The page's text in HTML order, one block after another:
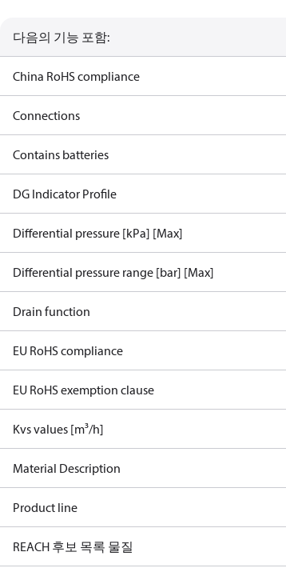
다음의 기능 포함:
China RoHS compliance
Connections
Contains batteries
DG Indicator Profile
Differential pressure [kPa] [Max]
Differential pressure range [bar] [Max]
Drain function
EU RoHS compliance
EU RoHS exemption clause
Kvs values [m³/h]
Material Description
Product line
REACH 후보 목록 물질